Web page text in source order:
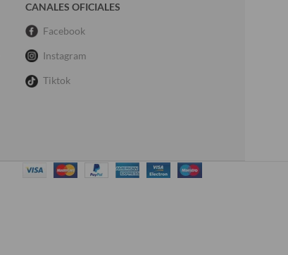
CANALES OFICIALES
Facebook
Instagram
Tiktok